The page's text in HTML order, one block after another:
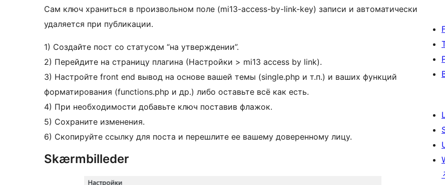
Сам ключ храниться в произвольном поле (mi13-access-by-link-key) записи и автоматически
удаляется при публикации.
1) Создайте пост со статусом “на утверждении”.
2) Перейдите на страницу плагина (Настройки > mi13 access by link).
3) Настройте front end вывод на основе вашей темы (single.php и т.п.) и ваших функций
форматирования (functions.php и др.) либо оставьте всё как есть.
4) При необходимости добавьте ключ поставив флажок.
5) Сохраните изменения.
6) Скопируйте ссылку для поста и перешлите ее вашему доверенному лицу.
Skærmbilleder